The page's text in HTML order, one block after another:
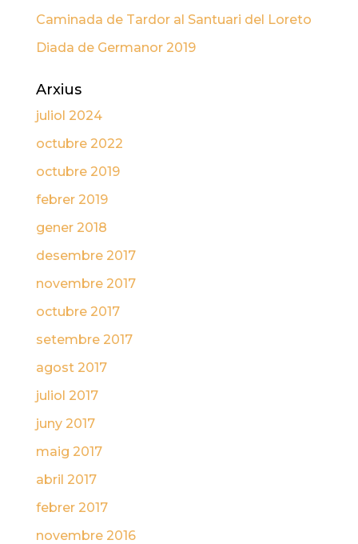
Caminada de Tardor al Santuari del Loreto
Diada de Germanor 2019
Arxius
juliol 2024
octubre 2022
octubre 2019
febrer 2019
gener 2018
desembre 2017
novembre 2017
octubre 2017
setembre 2017
agost 2017
juliol 2017
juny 2017
maig 2017
abril 2017
febrer 2017
novembre 2016